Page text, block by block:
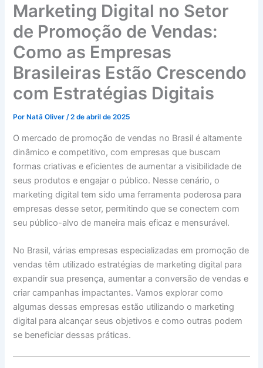
Marketing Digital no Setor
de Promoção de Vendas:
Como as Empresas
Brasileiras Estão Crescendo
com Estratégias Digitais
Por Natã Oliver/2 de abril de 2025
O mercado de promoção de vendas no Brasil é altamente
dinâmico e competitivo, com empresas que buscam
formas criativas e eficientes de aumentar a visibilidade de
seus produtos e engajar o público. Nesse cenário, o
marketing digital tem sido uma ferramenta poderosa para
empresas desse setor, permitindo que se conectem com
seu público-alvo de maneira mais eficaz e mensurável.
No Brasil, várias empresas especializadas em promoção de
vendas têm utilizado estratégias de marketing digital para
expandir sua presença, aumentar a conversão de vendas e
criar campanhas impactantes. Vamos explorar como
algumas dessas empresas estão utilizando o marketing
digital para alcançar seus objetivos e como outras podem
se beneficiar dessas práticas.